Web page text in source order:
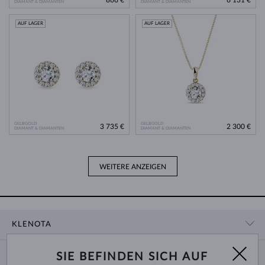
DIAMANT & DIAMANTEN DIAMANT & DIAMANTEN
GELBGOLD
DIAMANT & DIAMANTEN
AUF LAGER
3 735 €
GELBGOLD
DIAMANT & DIAMANTEN
AUF LAGER
2 300 €
WEITERE ANZEIGEN
KLENOTA
SIE BEFINDEN SICH AUF